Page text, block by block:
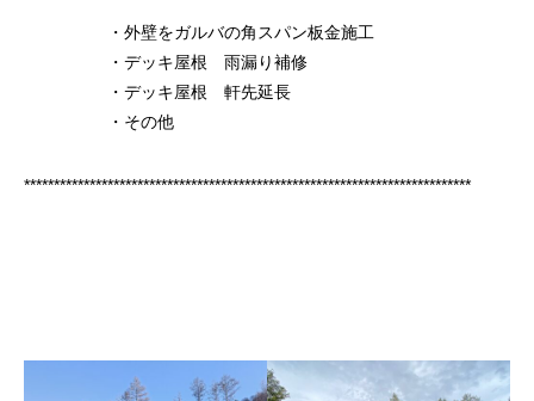
・外壁をガルバの角スパン板金施工
・デッキ屋根 雨漏り補修
・デッキ屋根 軒先延長
・その他
***************************************************************************